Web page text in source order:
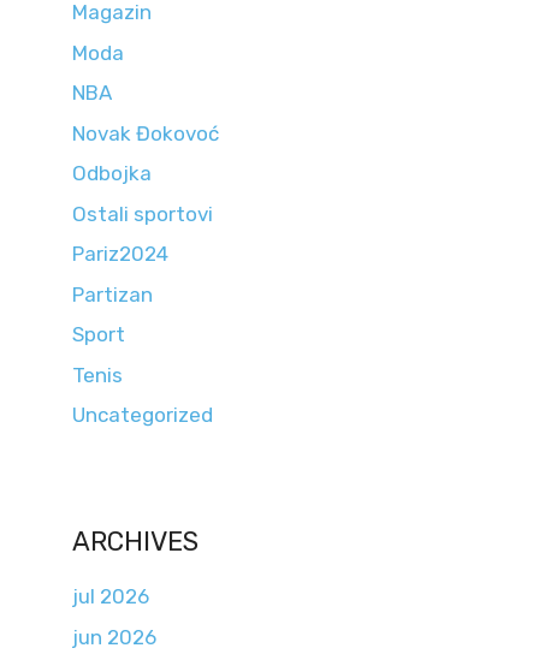
Magazin
Moda
NBA
Novak Đokovoć
Odbojka
Ostali sportovi
Pariz2024
Partizan
Sport
Tenis
Uncategorized
ARCHIVES
jul 2026
jun 2026